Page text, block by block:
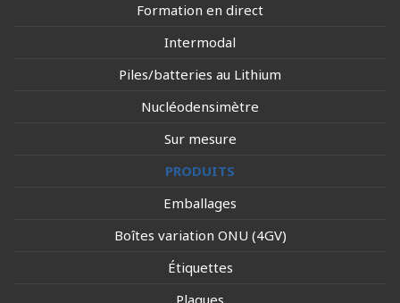
Formation en direct
Intermodal
Piles/batteries au Lithium
Nucléodensimètre
Sur mesure
PRODUITS
Emballages
Boîtes variation ONU (4GV)
Étiquettes
Plaques